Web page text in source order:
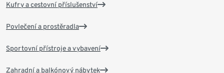
Kufry a cestovní příslušenství
Povlečení a prostěradla
Sportovní přístroje a vybavení
Zahradní a balkónový nábytek